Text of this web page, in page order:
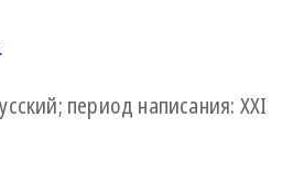
период написания: XXI